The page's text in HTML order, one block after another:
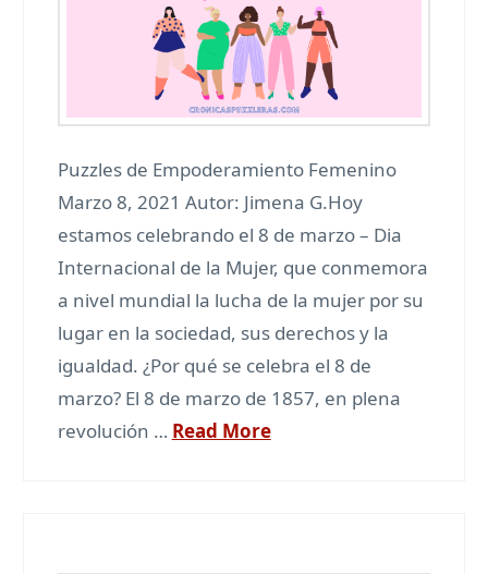
Puzzles de Empoderamiento Femenino
Marzo 8, 2021 Autor: Jimena G.Hoy
estamos celebrando el 8 de marzo – Dia
Internacional de la Mujer, que conmemora
a nivel mundial la lucha de la mujer por su
lugar en la sociedad, sus derechos y la
igualdad. ¿Por qué se celebra el 8 de
marzo? El 8 de marzo de 1857, en plena
revolución … Read More